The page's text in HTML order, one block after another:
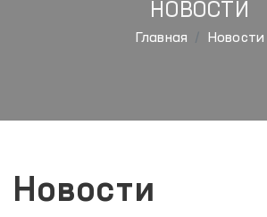
НОВОСТИ
Главная Новости
Новости